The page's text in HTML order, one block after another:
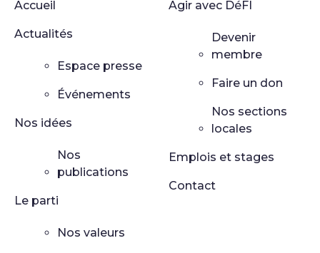
Accueil
Actualités
Espace presse
Événements
Nos idées
Nos
publications
Le parti
Nos valeurs
Agir avec DéFI
Devenir
membre
Faire un don
Nos sections
locales
Emplois et stages
Contact